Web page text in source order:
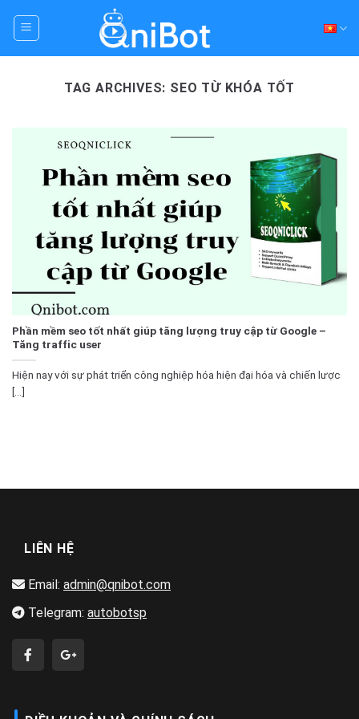
TAG ARCHIVES: SEO TỪ KHÓA TỐT
Phần mềm seo tốt nhất giúp tăng lượng truy cập từ Google –
Tăng traffic user
Hiện nay với sự phát triển công nghiệp hóa hiện đại hóa và chiến lược
[...]
LIÊN HỆ
Email: admin@qnibot.com
Telegram: autobotsp